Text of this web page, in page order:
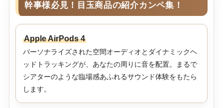
幹事様必見！目玉商品の紹介カンペ集！
Apple AirPods 4
パーソナライズされた空間オーディオとダイナミックヘ
ッドトラッキングが、あなたの周りに音を配置。まるで
シアターのような臨場感あふれるサウンド体験をもたら
します。